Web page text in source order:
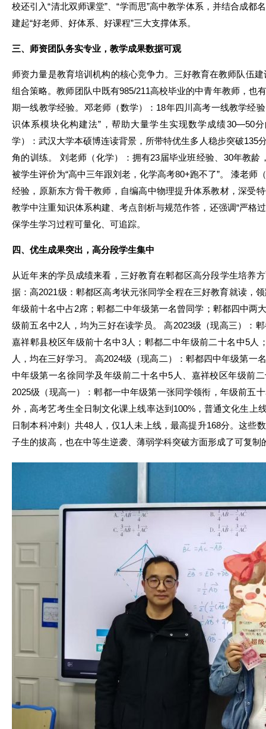
校还引入“清北双师课堂”、“学而思”高中教学体系，并结合成都
建起“好老师、好体系、好课程”三大支撑体系。
三、师资团队务实专业，教学成果数据可观
师资力量是教育培训机构的核心竞争力。三好教育在教师队伍建
组合策略。教师团队中既有985/211高校毕业的中青年教师，也
期一线教学经验。邓老师（数学）：18年四川高考一线教学经
识体系模块化构建法”，帮助大量学生实现数学成绩30—50
学）：武汉大学本硕博连读背景，所带特优生多人稳步突破135
角的训练。 刘老师（化学）：拥有23届毕业班经验、30年教龄
被学生评价为“高中三年跟刘老，化学高考80+跑不了”。 漆老师
经验，原新东方骨干教师，自编高中物理提升体系教材，深受
教学中注重知识体系构建、考点剖析与规范作答，还强调“严格
保学生学习过程可量化、可追踪。
四、优生成果突出，高分段学生集中
从近年来的学员成绩来看，三好教育在郫都区高分段学生培养
据：高2021级：郫都区高考状元张同学全程在三好教育就读，
年级前十名中占2席；郫都二中年级第一名曾同学；郫都四中两
级前五名中2人，均为三好在读学员。 高2023级（现高三）：
嘉祥郫县校区年级前十名中3人；郫都二中年级前二十名中5人
人，均在三好学习。 高2024级（现高二）：郫都四中年级第一
中年级第一名徐同学及年级前二十名中5人、嘉祥校区年级前
2025级（现高一）：郫都一中年级第一张同学领衔，年级前五
外，高考艺考生全日制文化课上线率达到100%，普通文化生上
日制本科冲刺）共48人，仅1人未上线，最高提升168分。这些
子生的拔高，也在中等生逆袭、薄弱学科突破方面形成了可复制